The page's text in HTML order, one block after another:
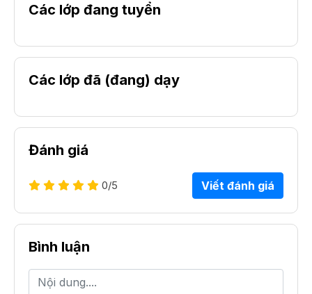
Các lớp đang tuyển
Các lớp đã (đang) dạy
Đánh giá
0/5 Viết đánh giá
Bình luận